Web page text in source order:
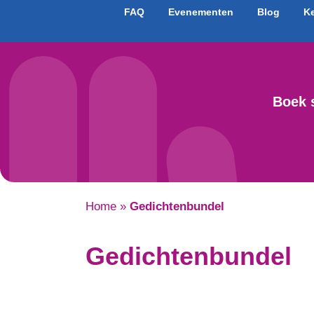
FAQ Evenementen Blog
Boek
Home » Gedichtenbundel
Gedichtenbundel